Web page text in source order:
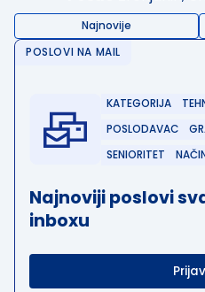
Najnovije
POSLOVI NA MAIL
KATEGORIJA
POSLODAVAC
SENIORITET
Najnoviji poslovi
inboxu